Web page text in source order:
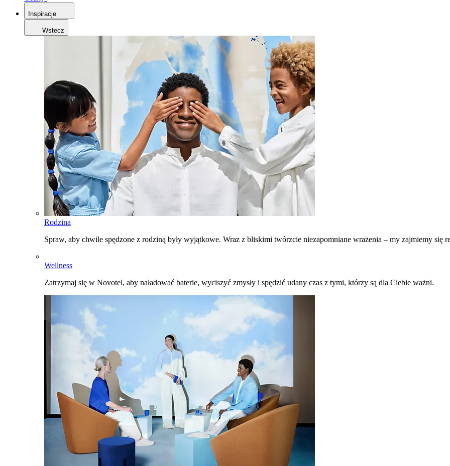
Inspiracje
Wstecz
Rodzina
Spraw, aby chwile spędzone z rodziną były wyjątkowe. Wraz z bliskimi twórzcie niezapomniane wrażenia – my zajmiemy się
Wellness
Zatrzymaj się w Novotel, aby naładować baterie, wyciszyć zmysły i spędzić udany czas z tymi, którzy są dla Ciebie ważni.